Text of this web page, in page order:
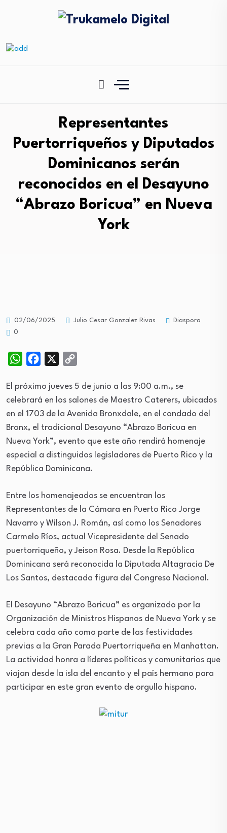
Representantes
Puertorriqueños y Diputados
Dominicanos serán
reconocidos en el Desayuno
“Abrazo Boricua” en Nueva
York
02/06/2025 Julio Cesar Gonzalez Rivas
Diaspora
0
WhatsAppFacebook
El próximo jueves 5 de junio a las 9:00 a.m., se
celebrará en los salones de Maestro Caterers, ubicados
en el 1703 de la Avenida Bronxdale, en el condado del
Bronx, el tradicional Desayuno “Abrazo Boricua en
Nueva York”, evento que este año rendirá homenaje
especial a distinguidos legisladores de Puerto Rico y la
República Dominicana.
Entre los homenajeados se encuentran los
Representantes de la Cámara en Puerto Rico Jorge
Navarro y Wilson J. Román, así como los Senadores
Carmelo Ríos, actual Vicepresidente del Senado
puertorriqueño, y Jeison Rosa. Desde la República
Dominicana será reconocida la Diputada Altagracia De
Los Santos, destacada figura del Congreso Nacional.
El Desayuno “Abrazo Boricua” es organizado por la
Organización de Ministros Hispanos de Nueva York y se
celebra cada año como parte de las festividades
previas a la Gran Parada Puertorriqueña en Manhattan.
La actividad honra a líderes políticos y comunitarios que
viajan desde la isla del encanto y el país hermano para
participar en este gran evento de orgullo hispano.